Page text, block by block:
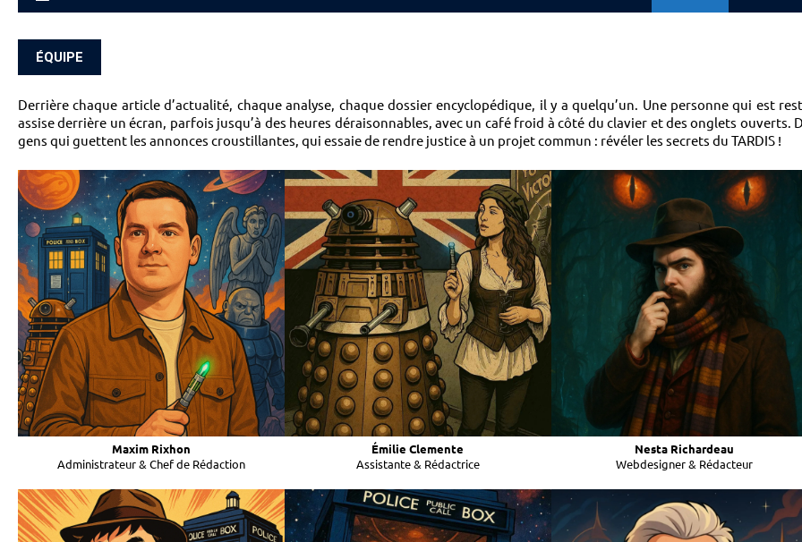
ÉQUIPE
Derrière chaque article d’actualité, chaque analyse, chaque dossier encyclopédique, il y a quelqu’un. Une personne qui est
assise derrière un écran, parfois jusqu’à des heures déraisonnables, avec un café froid à côté du clavier et des onglets ouverts.
gens qui guettent les annonces croustillantes, qui essaie de rendre justice à un projet commun : révéler les secrets du TARDIS !
Maxim Rixhon
Administrateur & Chef de Rédaction
Émilie Clemente
Assistante & Rédactrice
Nesta Richardeau
Webdesigner & Rédacteur